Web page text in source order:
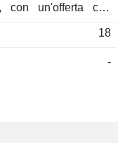
con un'offerta che
creditizia.
18
-